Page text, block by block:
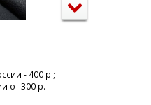
- 400 р.;
от 300 р.